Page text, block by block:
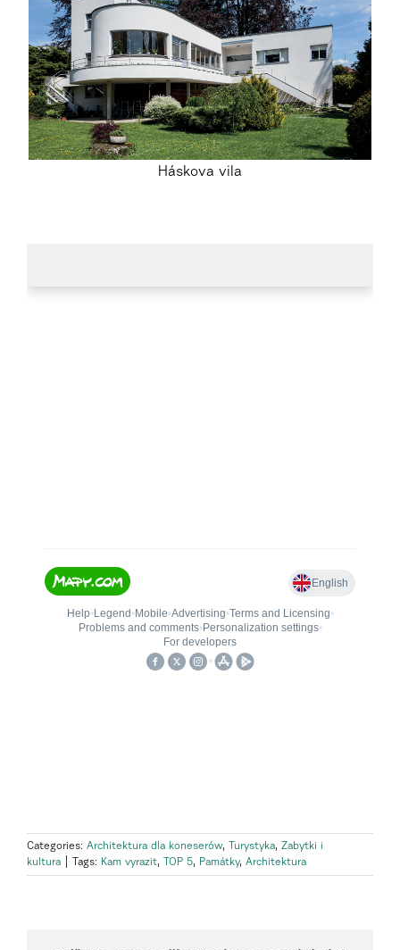
Háskova vila
Categories: Architektura dla koneserów, Turystyka, Zabytki i
kultura
Tags: Kam vyrazit, TOP 5, Památky, Architektura